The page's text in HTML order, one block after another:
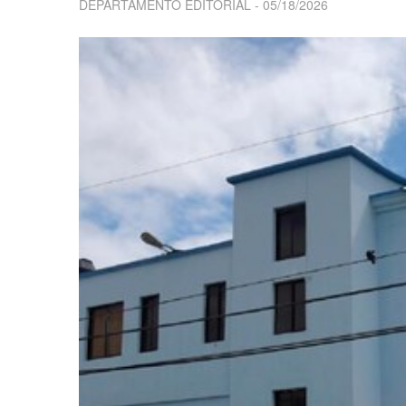
DEPARTAMENTO EDITORIAL 05/18/2026